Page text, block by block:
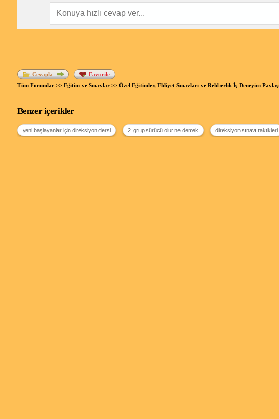
Cevapla
Favorile
Tüm Forumlar>> Eğitim ve Sınavlar>> Özel Eğitimler, Ehliyet Sınavları ve Rehberlik İş Deneyim
Benzer içerikler
yeni başlayanlar için direksiyon dersi 2. grup sürücü olur ne demek direksiyon sınavı taktikleri